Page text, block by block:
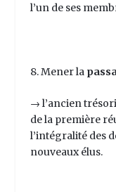
l’un de ses
8. Mener la
→ l’ancien
de la première
l’intégralité des
nouveaux élus.